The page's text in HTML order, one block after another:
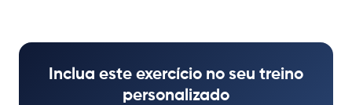
Inclua este exercício no seu treino
personalizado